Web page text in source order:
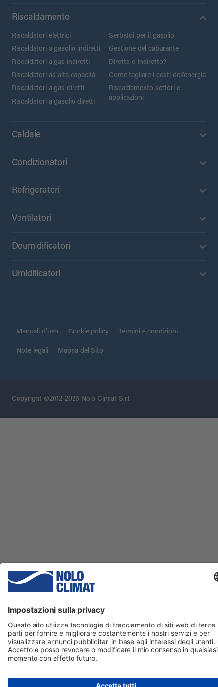
Riscaldamento
Riscaldatori elettrici
Riscaldatori a gasolio indiretti
Riscaldatori a gas indiretti
Riscaldatori ad alta capacità
Riscaldatori a gas diretti
Riscaldatori a gasolio diretti
Serbatoi per il gasolio
Gestione del caburante
Diretto o indiretto?
Come tagliare i costi dell’energia
Riscaldamento settori e
applicazioni
Caldaie
Condizionatori
Refrigeratori
Ventilatori
Deumidificatori
Umidificatori
Manuali d’uso Cookie policy Termini e condizioni
Note legali Mappa del Sito
Copyright ©2012-2026 Nolo Climat S.r.l.